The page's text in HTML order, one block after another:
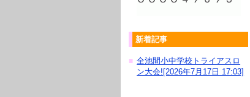
新着記事
■ 全池間小中学校トライアスロ
ン大会![2026年7月17日 17:03]